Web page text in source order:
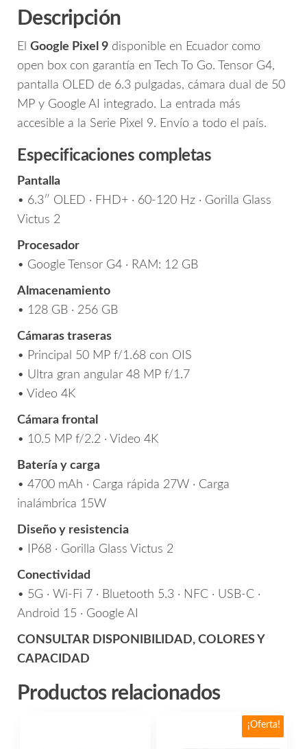
Descripción
El Google Pixel 9 disponible en Ecuador como
open box con garantía en Tech To Go. Tensor G4,
pantalla OLED de 6.3 pulgadas, cámara dual de 50
MP y Google AI integrado. La entrada más
accesible a la Serie Pixel 9. Envío a todo el país.
Especificaciones completas
Pantalla
• 6.3″ OLED · FHD+ · 60-120 Hz · Gorilla Glass
Victus 2
Procesador
• Google Tensor G4 · RAM: 12 GB
Almacenamiento
• 128 GB · 256 GB
Cámaras traseras
• Principal 50 MP f/1.68 con OIS
• Ultra gran angular 48 MP f/1.7
• Video 4K
Cámara frontal
• 10.5 MP f/2.2 · Video 4K
Batería y carga
• 4700 mAh · Carga rápida 27W · Carga
inalámbrica 15W
Diseño y resistencia
• IP68 · Gorilla Glass Victus 2
Conectividad
• 5G · Wi-Fi 7 · Bluetooth 5.3 · NFC · USB-C ·
Android 15 · Google AI
CONSULTAR DISPONIBILIDAD, COLORES Y
CAPACIDAD
Productos relacionados
¡Oferta!